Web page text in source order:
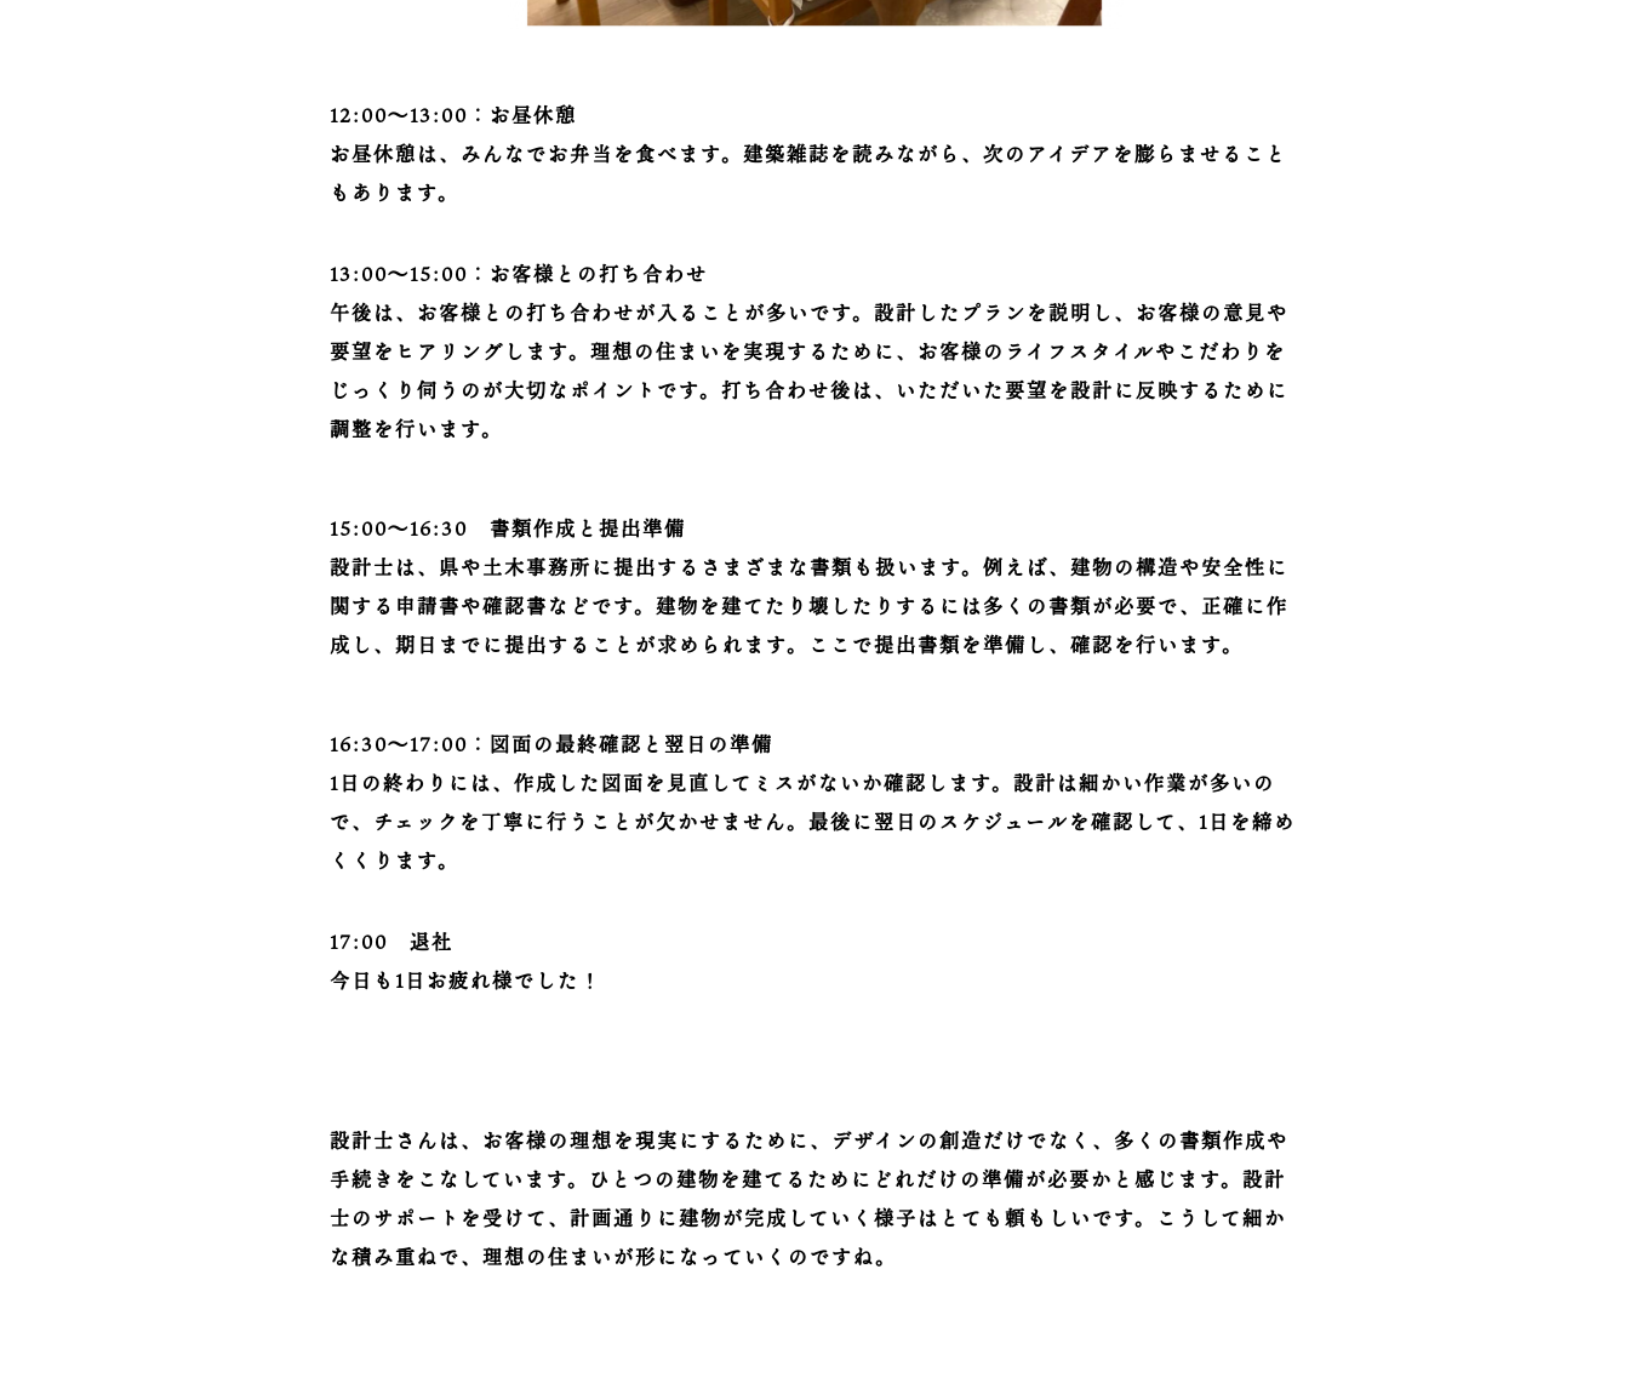
12:00～13:00：お昼休憩
お昼休憩は、みんなでお弁当を食べます。建築雑誌を読みながら、次のアイデアを膨らませること
もあります。
13:00～15:00：お客様との打ち合わせ
午後は、お客様との打ち合わせが入ることが多いです。設計したプランを説明し、お客様の意見や
要望をヒアリングします。理想の住まいを実現するために、お客様のライフスタイルやこだわりを
じっくり伺うのが大切なポイントです。打ち合わせ後は、いただいた要望を設計に反映するために
調整を行います。
15:00～16:30 書類作成と提出準備
設計士は、県や土木事務所に提出するさまざまな書類も扱います。例えば、建物の構造や安全性に
関する申請書や確認書などです。建物を建てたり壊したりするには多くの書類が必要で、正確に作
成し、期日までに提出することが求められます。ここで提出書類を準備し、確認を行います。
16:30～17:00：図面の最終確認と翌日の準備
1日の終わりには、作成した図面を見直してミスがないか確認します。設計は細かい作業が多いの
で、チェックを丁寧に行うことが欠かせません。最後に翌日のスケジュールを確認して、1日を締め
くくります。
17:00 退社
今日も1日お疲れ様でした！
設計士さんは、お客様の理想を現実にするために、デザインの創造だけでなく、多くの書類作成や
手続きをこなしています。ひとつの建物を建てるためにどれだけの準備が必要かと感じます。設計
士のサポートを受けて、計画通りに建物が完成していく様子はとても頼もしいです。こうして細か
な積み重ねで、理想の住まいが形になっていくのですね。